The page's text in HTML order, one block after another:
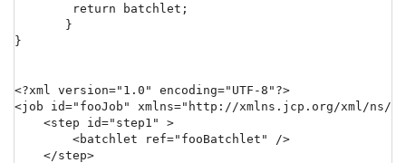
        return batchlet;
       }
}
<?xml version="1.0" encoding="UTF-8"?>
<job id="fooJob" xmlns="http://xmlns.jcp.org/xml/ns/
    <step id="step1" >
        <batchlet ref="fooBatchlet" />
    </step>